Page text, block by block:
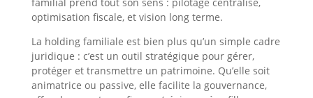
optimisation fiscale, et vision long terme.
La holding familiale est bien plus qu’un simple cadre
juridique : c’est un outil stratégique pour gérer,
protéger et transmettre un patrimoine. Qu’elle soit
animatrice ou passive, elle facilite la gouvernance,